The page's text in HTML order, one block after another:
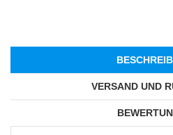
VERSAND UND